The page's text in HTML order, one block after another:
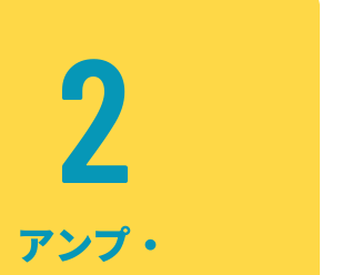
2
アンプ・